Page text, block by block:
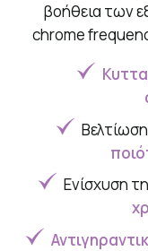
βοήθεια των
chrome
Ενίσχυση